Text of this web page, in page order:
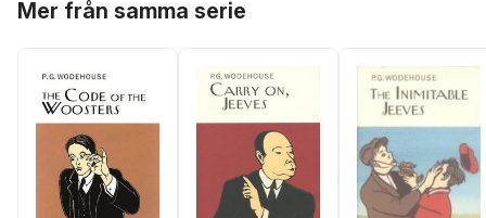
Mer från samma serie